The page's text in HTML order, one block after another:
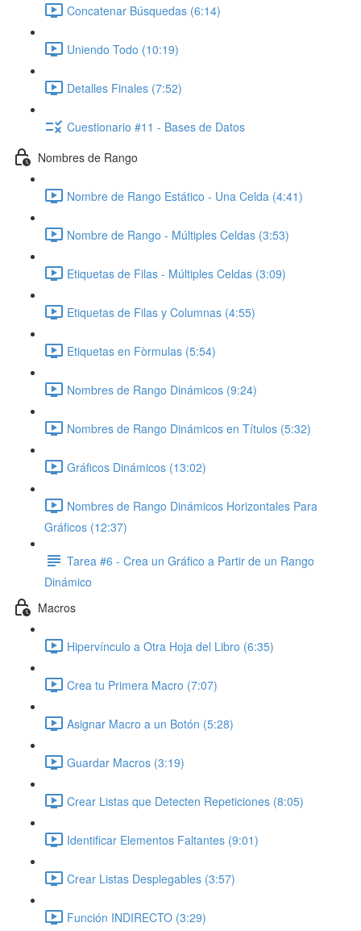
Concatenar Búsquedas (6:14)
Uniendo Todo (10:19)
Detalles Finales (7:52)
Cuestionario #11 - Bases de Datos
Nombres de Rango
Nombre de Rango Estático - Una Celda (4:41)
Nombre de Rango - Múltiples Celdas (3:53)
Etiquetas de Filas - Múltiples Celdas (3:09)
Etiquetas de Filas y Columnas (4:55)
Etiquetas en Fòrmulas (5:54)
Nombres de Rango Dinámicos (9:24)
Nombres de Rango Dinámicos en Títulos (5:32)
Gráficos Dinámicos (13:02)
Nombres de Rango Dinámicos Horizontales Para
Gráficos (12:37)
Tarea #6 - Crea un Gráfico a Partir de un Rango
Dinámico
Macros
Hipervínculo a Otra Hoja del Libro (6:35)
Crea tu Primera Macro (7:07)
Asignar Macro a un Botón (5:28)
Guardar Macros (3:19)
Crear Listas que Detecten Repeticiones (8:05)
Identificar Elementos Faltantes (9:01)
Crear Listas Desplegables (3:57)
Función INDIRECTO (3:29)